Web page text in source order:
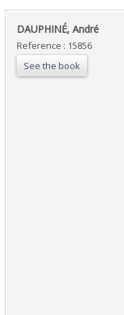
‎DAUPHINÉ, André‎
Reference : 15856
See the book